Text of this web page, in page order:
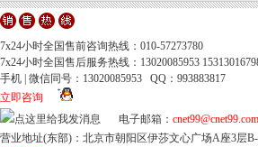
7x24小时全国售前咨询热线：010-57273780
7x24小时全国售后服务热线：13020085953
手机 | 微信同号：13020085953 QQ：993883817
立即咨询
电子邮箱： cnet99@cnet99.com
营业地址(东部)：北京市朝阳区伊莎文心广场A座3层